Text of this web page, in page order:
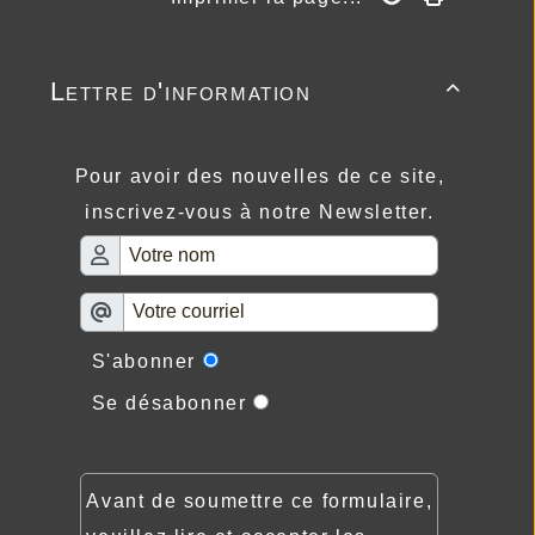

Lettre d'information
Pour avoir des nouvelles de ce site,
inscrivez-vous à notre Newsletter.
S'abonner
Se désabonner
Avant de soumettre ce formulaire,